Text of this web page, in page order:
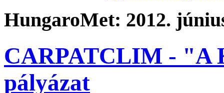
HungaroMet: 2012.
CARPATCLIM - "A
pályázat